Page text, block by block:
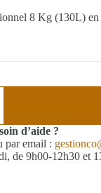
8 Kg (130L)
d’aide ?
par email :
de 9h00-12h30 et